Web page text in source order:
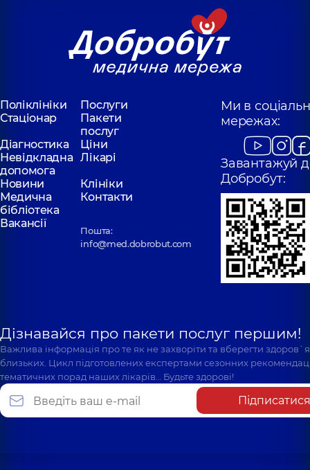
Поліклініки
Послуги
Стаціонар
Пакети
послуг
Діагностика
Ціни
Невідкладна
допомога
Лікарі
Новини
Клініки
Медична
бібліотека
Контакти
Вакансії
Пошта:
info@med.dobrobut.com
Ми в
мережах:
Завантажуй
Добробут:
Дізнавайся про пакети послуг першим!
Важлива інформація про те як не захворіти та вберегти
близьких. Цикл підготовлених експертами сезонних
тематичних порад наших лікарів… Будьте здорові!
Підписатися